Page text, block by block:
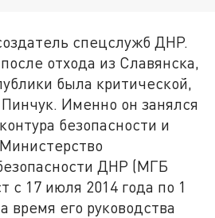
спецслужб ДНР.
отхода из Славянска,
была критической,
Именно он занялся
безопасности и
ДНР (МГБ
с 17 июля 2014 года по 1
время его руководства